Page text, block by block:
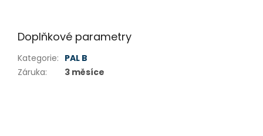
Doplňkové parametry
Kategorie: PAL B
Záruka: 3 měsíce